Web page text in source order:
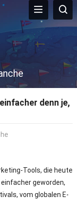
denn je,
Tools, die heute
geworden,
vom globalen E-